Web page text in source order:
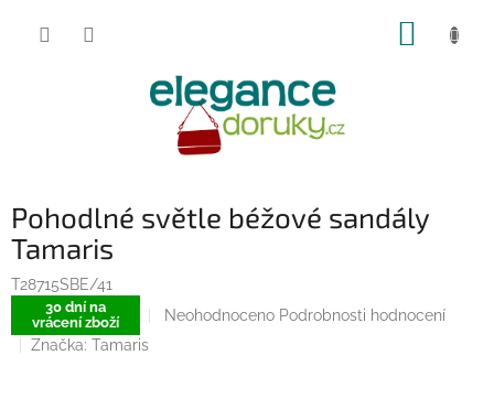
Pohodlné světle béžové sandály
Tamaris
T28715SBE/41
30 dní na
vrácení zboží
Průměrné
Neohodnoceno Podrobnosti hodnocení
Značka: Tamaris